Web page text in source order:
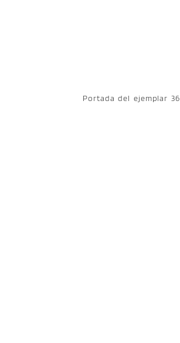
Portada del ejemplar 36